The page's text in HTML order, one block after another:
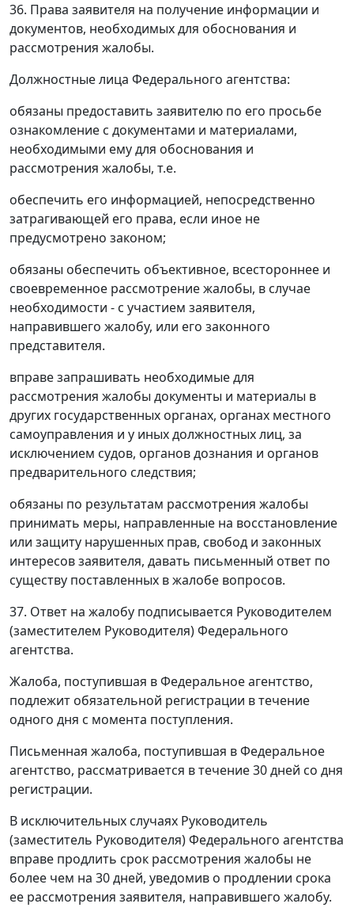
36. Права заявителя на получение информации и
документов, необходимых для обоснования и
рассмотрения жалобы.
Должностные лица Федерального агентства:
обязаны предоставить заявителю по его просьбе
ознакомление с документами и материалами,
необходимыми ему для обоснования и
рассмотрения жалобы, т.е.
обеспечить его информацией, непосредственно
затрагивающей его права, если иное не
предусмотрено законом;
обязаны обеспечить объективное, всестороннее и
своевременное рассмотрение жалобы, в случае
необходимости - с участием заявителя,
направившего жалобу, или его законного
представителя.
вправе запрашивать необходимые для
рассмотрения жалобы документы и материалы в
других государственных органах, органах местного
самоуправления и у иных должностных лиц, за
исключением судов, органов дознания и органов
предварительного следствия;
обязаны по результатам рассмотрения жалобы
принимать меры, направленные на восстановление
или защиту нарушенных прав, свобод и законных
интересов заявителя, давать письменный ответ по
существу поставленных в жалобе вопросов.
37. Ответ на жалобу подписывается Руководителем
(заместителем Руководителя) Федерального
агентства.
Жалоба, поступившая в Федеральное агентство,
подлежит обязательной регистрации в течение
одного дня с момента поступления.
Письменная жалоба, поступившая в Федеральное
агентство, рассматривается в течение 30 дней со дня
регистрации.
В исключительных случаях Руководитель
(заместитель Руководителя) Федерального агентства
вправе продлить срок рассмотрения жалобы не
более чем на 30 дней, уведомив о продлении срока
ее рассмотрения заявителя, направившего жалобу.